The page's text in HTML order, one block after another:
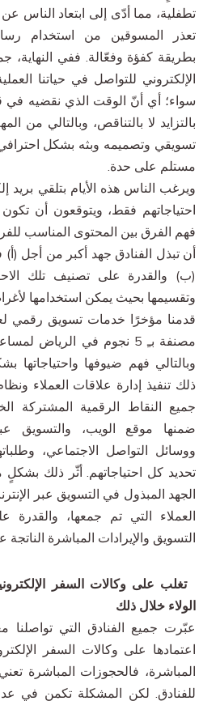
تطفلية، مما أدّى إلى ابتعاد الناس
تعذر المسوقين من استخدام
بطريقة كفؤة وفعّالة. ففي النهاية،
الإلكتروني للتواصل في حياتنا
سواء؛ أي أنّ الوقت الذي نقضيه في
بالتزايد لا بالتناقص، وبالتالي من
تسويقي وتصميمه وبثه بشكل
مستلم على حدة.
ويرغب الناس هذه الأيام بتلقي بريد
احتياجاتهم فقط، ويتوقعون أن
فهم الفرق بين المحتوى المناسب
أن تبذل الفنادق جهد أكبر من أجل (أ)
(ب) والقدرة على تصنيف تلك
وتقسيمها بحيث يمكن استخدامها
قدمنا ​​مؤخرًا خدمات تسويق رقمي
مصنفة بـِ 5 نجوم في الرياض
وبالتالي فهم ضيوفها
ذلك تنفيذ إدارة علاقات العملاء
جميع النقاط الرقمية المشتركة
ضمنها موقع الويب، والتسويق عبر
ووسائل التواصل الاجتماعي،
تحديد كل احتياجاتهم. أثّر ذلك
الجهد المبذول في التسويق عبر
العملاء التي تم جمعها،
التسويق والإيرادات المباشرة
تغلب على وكالات السفر
الولاء خلال ذلك
عبّرت جميع الفنادق التي تواصلنا
اعتمادها على وكالات السفر
المباشرة، فالحجوزات المباشرة
للفنادق. لكن المشكلة تكمن في